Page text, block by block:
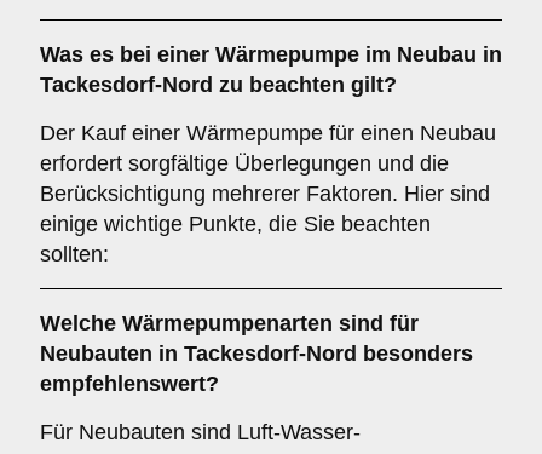
Was es bei einer Wärmepumpe im Neubau in
Tackesdorf-Nord zu beachten gilt?
Der Kauf einer Wärmepumpe für einen Neubau
erfordert sorgfältige Überlegungen und die
Berücksichtigung mehrerer Faktoren. Hier sind
einige wichtige Punkte, die Sie beachten
sollten:
Welche Wärmepumpenarten sind für
Neubauten in Tackesdorf-Nord besonders
empfehlenswert?
Für Neubauten sind Luft-Wasser-